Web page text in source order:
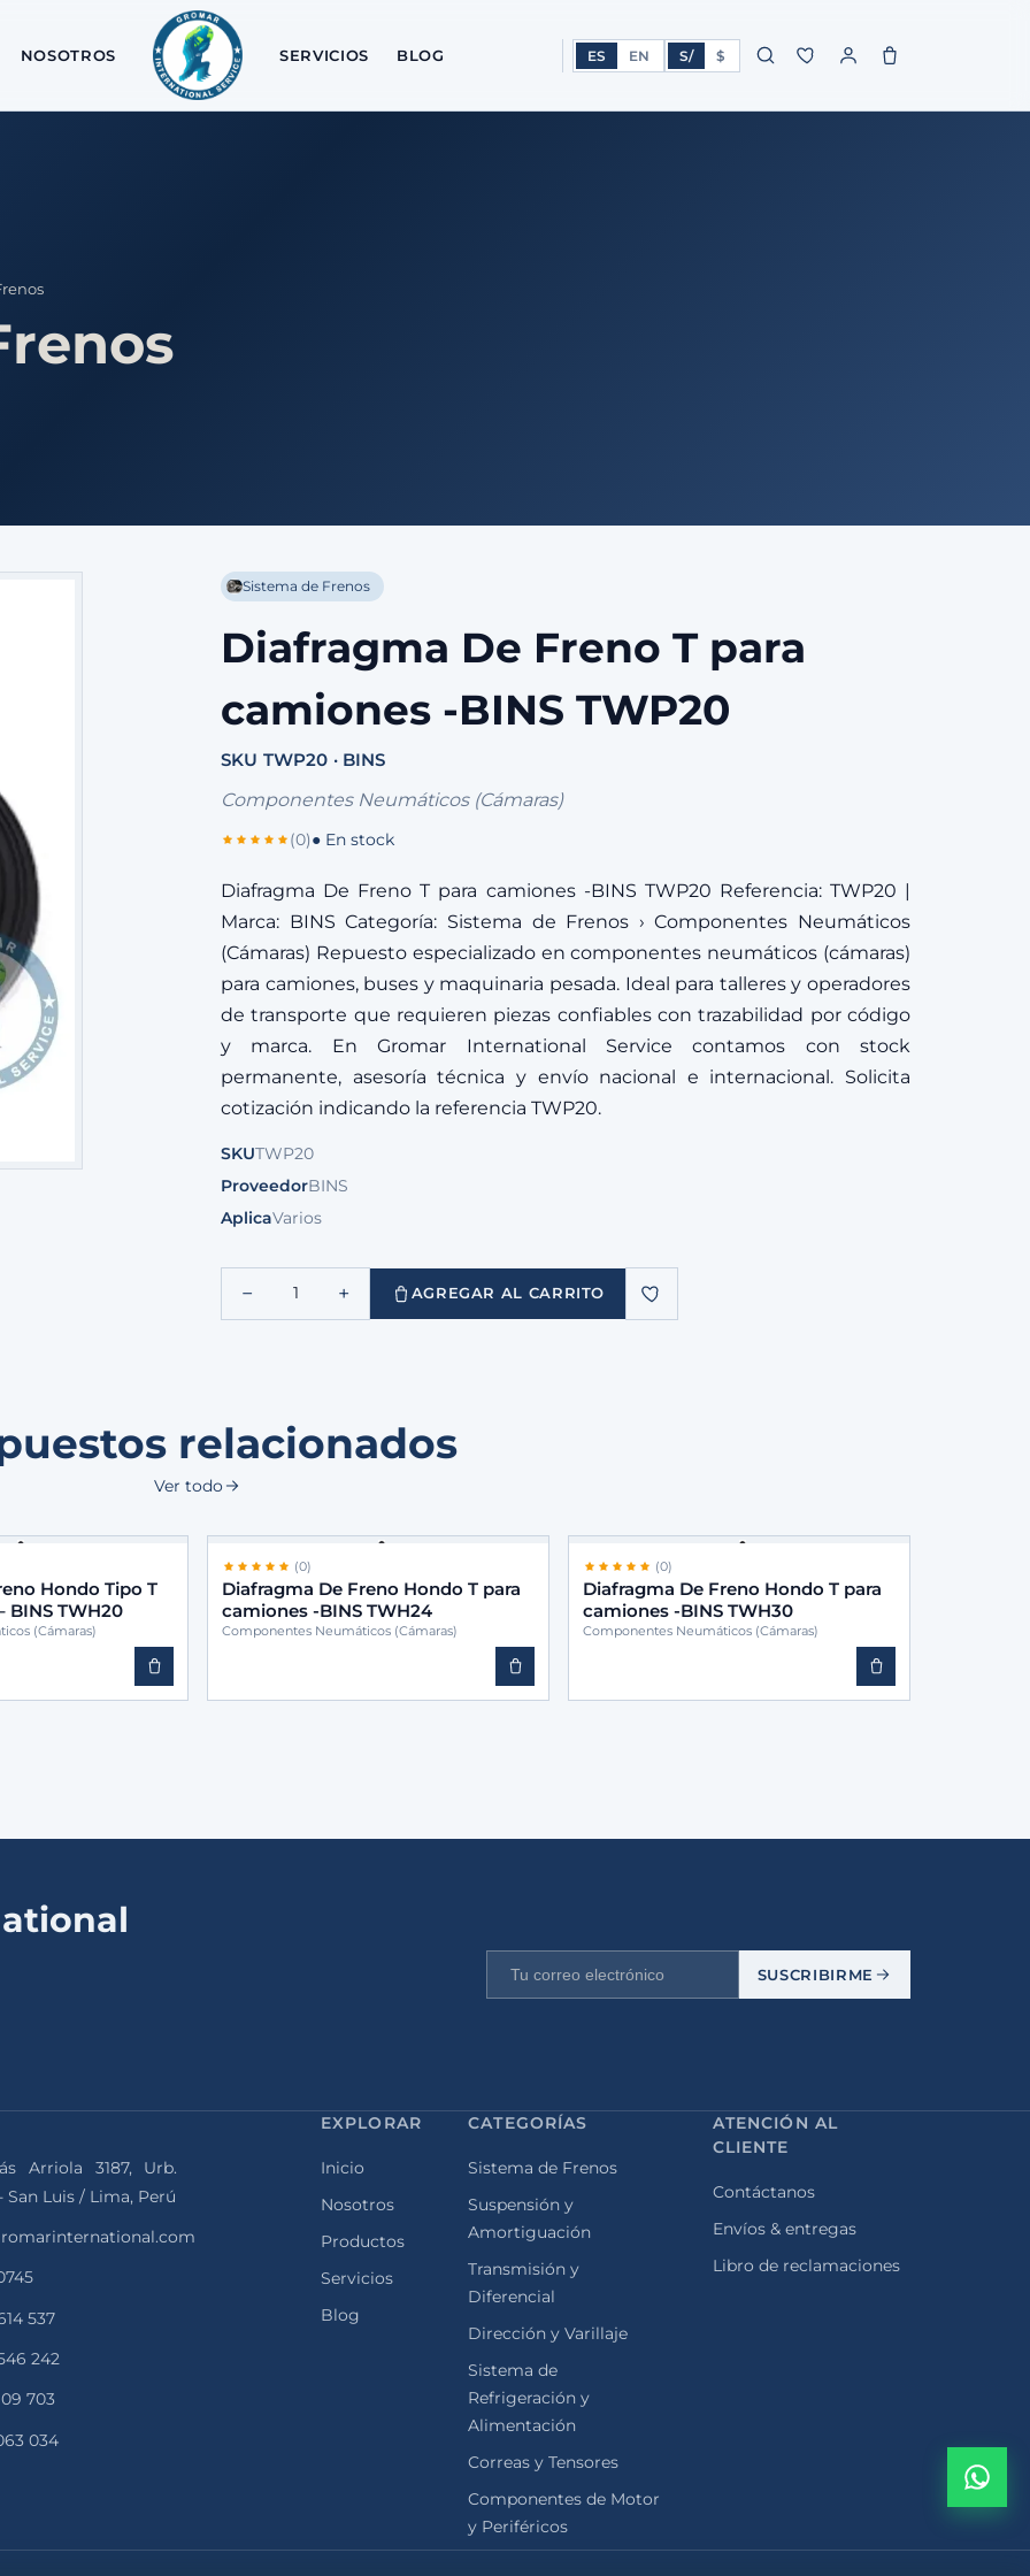
NOSOTROS SERVICIOS BLOG ES EN S/ $
Sistema de Frenos
Diafragma De Freno T para
camiones -BINS TWP20
SKU TWP20 · BINS
Componentes Neumáticos (Cámaras)
(0)● En stock
Diafragma De Freno T para camiones -BINS TWP20 Referencia: TWP20 |
Marca: BINS Categoría: Sistema de Frenos › Componentes Neumáticos
(Cámaras) Repuesto especializado en componentes neumáticos (cámaras)
para camiones, buses y maquinaria pesada. Ideal para talleres y operadores
de transporte que requieren piezas confiables con trazabilidad por código
y marca. En Gromar International Service contamos con stock
permanente, asesoría técnica y envío nacional e internacional. Solicita
cotización indicando la referencia TWP20.
SKUTWP20
ProveedorBINS
AplicaVarios
− 1 + AGREGAR AL CARRITO
relacionados
Ver todo
Hondo Tipo T
BINS TWH20
(Cámaras)
(0)
Diafragma De Freno Hondo T para
camiones -BINS TWH24
Componentes Neumáticos (Cámaras)
(0)
Diafragma De Freno Hondo T para
camiones -BINS TWH30
Componentes Neumáticos (Cámaras)
SUSCRIBIRME
Arriola 3187, Urb.
San Luis / Lima, Perú
537
242
703
034
EXPLORAR
Inicio
Nosotros
Productos
Servicios
Blog
CATEGORÍAS
Sistema de Frenos
Suspensión y
Amortiguación
Transmisión y
Diferencial
Dirección y Varillaje
Sistema de
Refrigeración y
Alimentación
Correas y Tensores
Componentes de Motor
y Periféricos
ATENCIÓN AL
CLIENTE
Contáctanos
Envíos & entregas
Libro de reclamaciones